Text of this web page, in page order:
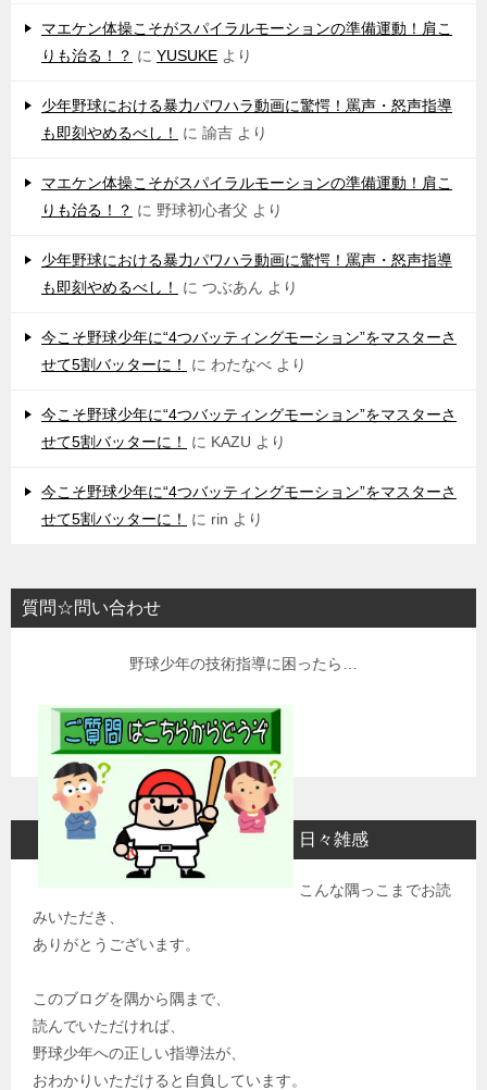
マエケン体操こそがスパイラルモーションの準備運動！肩こ
りも治る！？ に YUSUKE より
少年野球における暴力パワハラ動画に驚愕！罵声・怒声指導
も即刻やめるべし！
に 諭吉 より
マエケン体操こそがスパイラルモーションの準備運動！肩こ
りも治る！？ に 野球初心者父 より
少年野球における暴力パワハラ動画に驚愕！罵声・怒声指導
も即刻やめるべし！
に つぶあん より
今こそ野球少年に“4つバッティングモーション”をマスターさ
せて5割バッターに！
に わたなべ より
今こそ野球少年に“4つバッティングモーション”をマスターさ
せて5割バッターに！
に KAZU より
今こそ野球少年に“4つバッティングモーション”をマスターさ
せて5割バッターに！
に rin より
質問☆問い合わせ
野球少年の技術指導に困ったら…
日々雑感
こんな隅っこまでお読
みいただき、
ありがとうございます。
このブログを隅から隅まで、
読んでいただければ、
野球少年への正しい指導法が、
おわかりいただけると自負しています。